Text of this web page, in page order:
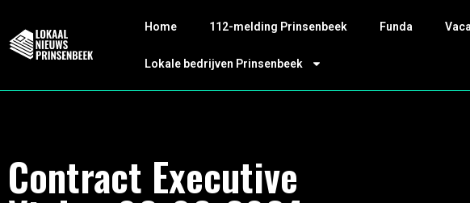
Home 112-melding Prinsenbeek Funda
Lokale bedrijven Prinsenbeek
Contract Executive